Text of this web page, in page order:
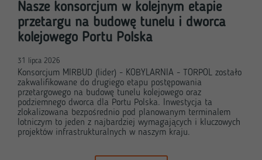
Nasze konsorcjum w kolejnym etapie
przetargu na budowę tunelu i dworca
kolejowego Portu Polska
31 lipca 2026
Konsorcjum MIRBUD (lider) - KOBYLARNIA - TORPOL zostało
zakwalifikowane do drugiego etapu postępowania
przetargowego na budowę tunelu kolejowego oraz
podziemnego dworca dla Portu Polska. Inwestycja ta
zlokalizowana bezpośrednio pod planowanym terminalem
lotniczym to jeden z najbardziej wymagających i kluczowych
projektów infrastrukturalnych w naszym kraju.